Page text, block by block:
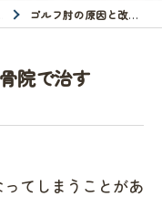
ゴルフ肘の原因と改善法-整骨院で治す
院で治す
てしまうことがあ